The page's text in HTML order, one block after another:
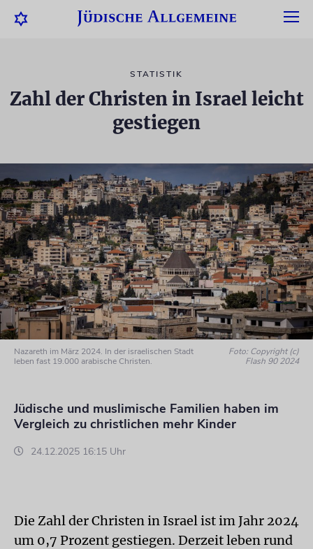
STATISTIK
Zahl der Christen in Israel leicht
gestiegen
Nazareth im März 2024. In der israelischen Stadt
leben fast 19.000 arabische Christen.
Foto: Copyright (c)
Flash 90 2024
Jüdische und muslimische Familien haben im
Vergleich zu christlichen mehr Kinder
24.12.2025 16:15 Uhr
Die Zahl der Christen in Israel ist im Jahr 2024
um 0,7 Prozent gestiegen. Derzeit leben rund